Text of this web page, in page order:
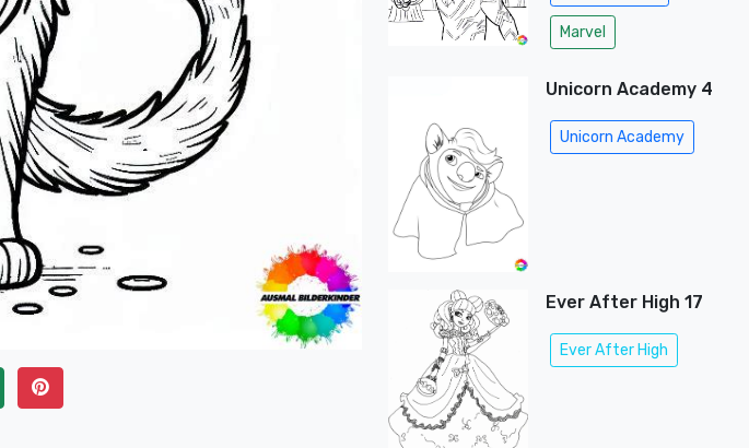
Marvel
Unicorn Academy 4
Unicorn Academy
Ever After High 17
Ever After High